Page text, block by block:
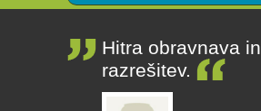
Hitra obravnava in
razrešitev.